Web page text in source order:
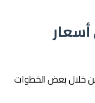
من خلال بعض الخطوات